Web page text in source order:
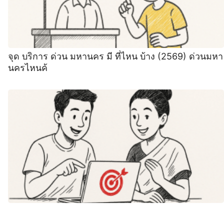
จุด บริการ ด่วน มหานคร มี ที่ไหน บ้าง (2569) ด่วนมหา
นครไหนค้